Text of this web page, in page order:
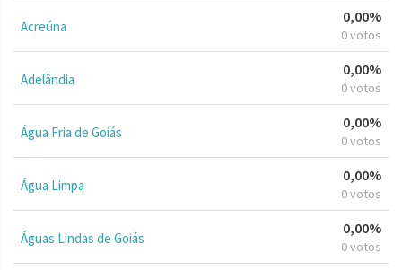
Acreúna
0,00%
0 votos
Adelândia
0,00%
0 votos
Água Fria de Goiás
0,00%
0 votos
Água Limpa
0,00%
0 votos
Águas Lindas de Goiás
0,00%
0 votos